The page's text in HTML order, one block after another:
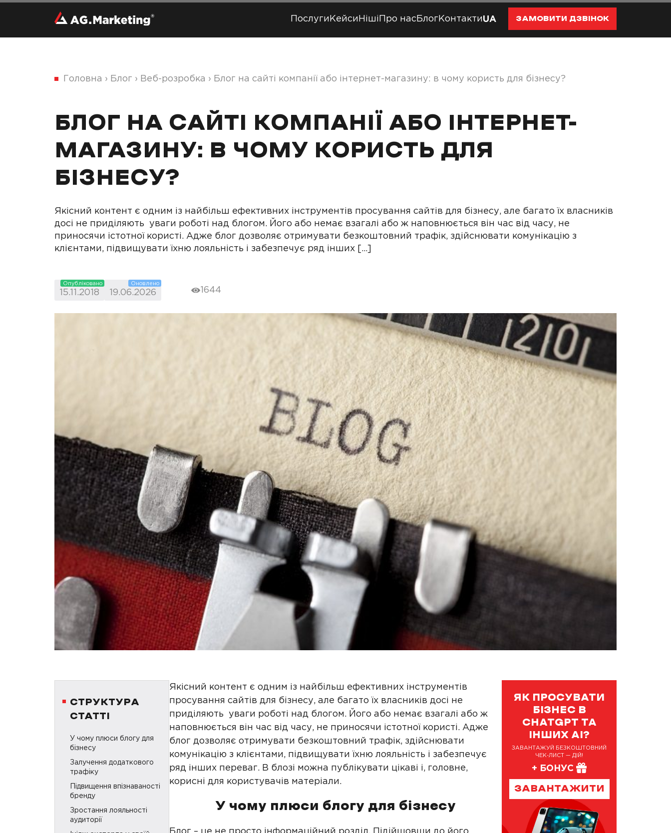
Послуги Кейси Ніші Про нас Блог КонтактиUA ЗАМОВИТИ ДЗВІНОК
Головна › Блог › Веб-розробка › Блог на сайті компанії або інтернет-магазину: в чому користь для бізнесу?
БЛОГ НА САЙТІ КОМПАНІЇ АБО ІНТЕРНЕТ-
МАГАЗИНУ: В ЧОМУ КОРИСТЬ ДЛЯ
БІЗНЕСУ?
Якісний контент є одним із найбільш ефективних інструментів просування сайтів для бізнесу, але багато їх власників
досі не приділяють уваги роботі над блогом. Його або немає взагалі або ж наповнюється він час від часу, не
приносячи істотної користі. Адже блог дозволяє отримувати безкоштовний трафік, здійснювати комунікацію з
клієнтами, підвищувати їхню лояльність і забезпечує ряд інших […]
15.11.2018
Опубліковано
19.06.2026
Оновлено
1644
СТРУКТУРА
СТАТТІ
У чому плюси блогу для
бізнесу
Залучення додаткового
трафіку
Підвищення впізнаваності
бренду
Зростання лояльності
аудиторії
Якісний контент є одним із найбільш ефективних інструментів
просування сайтів для бізнесу, але багато їх власників досі не
приділяють уваги роботі над блогом. Його або немає взагалі або ж
наповнюється він час від часу, не приносячи істотної користі. Адже
блог дозволяє отримувати безкоштовний трафік, здійснювати
комунікацію з клієнтами, підвищувати їхню лояльність і забезпечує
ряд інших переваг. В блозі можна публікувати цікаві і, головне,
корисні для користувачів матеріали.
У чому плюси блогу для бізнесу
ЯК ПРОСУВАТИ
БІЗНЕС В
CHATGPT ТА
ІНШИХ AI?
ЗАВАНТАЖУЙ БЕЗКОШТОВНИЙ
ЧЕК-ЛИСТ — ДІЙ!
+ БОНУС
ЗАВАНТАЖИТИ